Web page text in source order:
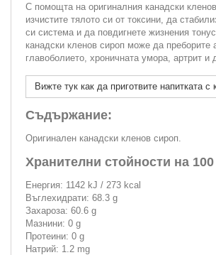
С помощта на оригиналния канадски
изчистите тялото си от токсини, да
си система и да повдигнете жизнения
канадски кленов сироп може да преборите
главоболието, хроничната умора, артрит и
Вижте тук как да приготвите напитката
Съдържание:
Оригинален канадски кленов сироп.
Хранителни стойности на
Енергия: 1142 kJ / 273 kcal
Въглехидрати: 68.3 g
Захароза: 60.6 g
Мазнини: 0 g
Протеини: 0 g
Натрий: 1.2 mg